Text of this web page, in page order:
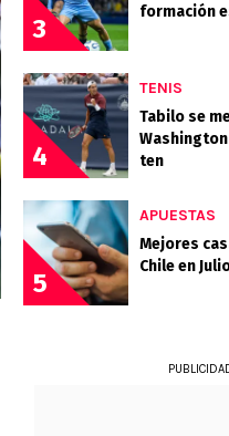
3
formación
4
TENIS
Tabilo se
ten
5
APUESTAS
Mejores
Chile en